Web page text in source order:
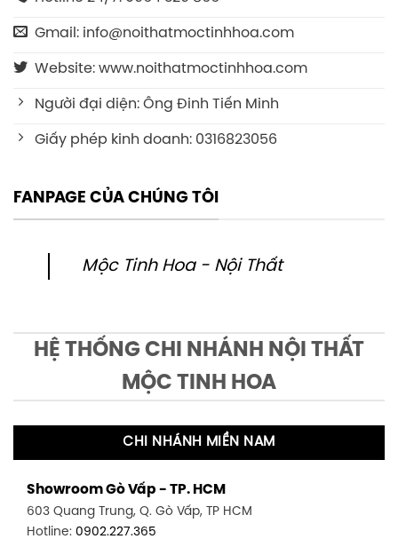
Gmail: info@noithatmoctinhhoa.com
Website: www.noithatmoctinhhoa.com
Người đại diện: Ông Đinh Tiến Minh
Giấy phép kinh doanh: 0316823056
FANPAGE CỦA CHÚNG TÔI
Mộc Tinh Hoa - Nội Thất
HỆ THỐNG CHI NHÁNH NỘI THẤT
MỘC TINH HOA
CHI NHÁNH MIỀN NAM
Showroom Gò Vấp - TP. HCM
603 Quang Trung, Q. Gò Vấp, TP HCM
Hotline: 0902.227.365